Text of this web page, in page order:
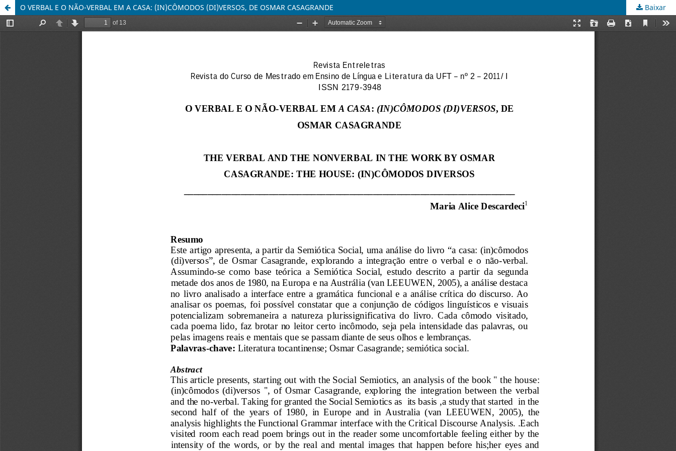
O VERBAL E O NÃO-VERBAL EM A CASA: (IN)CÔMODOS (DI)VERSOS, DE OSMAR CASAGRANDE Baixar